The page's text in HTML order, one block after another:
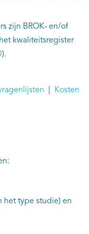
zijn BROK- en/of
kwaliteitsregister
).
Kosten
het type studie) en